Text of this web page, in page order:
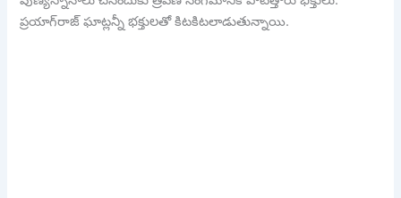
ప్రయాగ్‌రాజ్ ఘాట్లన్నీ భక్తులతో కిటకిటలాడుతున్నాయి.